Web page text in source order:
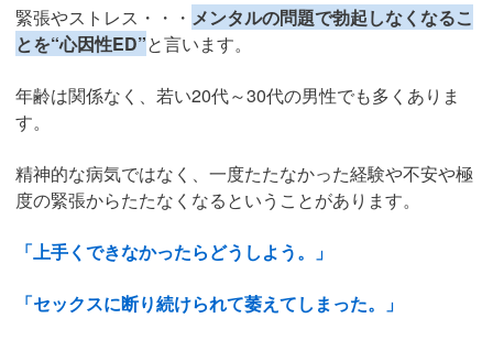
緊張やストレス・・・ メンタルの問題で勃起しなくなるこ
とを“心因性ED”と言います。
年齢は関係なく、若い20代～30代の男性でも多くありま
す。
精神的な病気ではなく、一度たたなかった経験や不安や極
度の緊張からたたなくなるということがあります。
「上手くできなかったらどうしよう。」
「セックスに断り続けられて萎えてしまった。」